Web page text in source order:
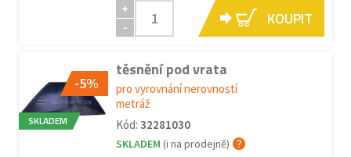
+
-
KOUPIT
-5%
SKLADEM
těsnění pod vrata
pro vyrovnání nerovností
metráž
Kód: 32281030
SKLADEM (i na prodejně)